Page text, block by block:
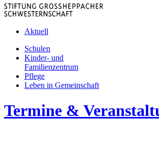
Aktuell
Schulen
Kinder- und
Familienzentrum
Pflege
Leben in Gemeinschaft
Termine &